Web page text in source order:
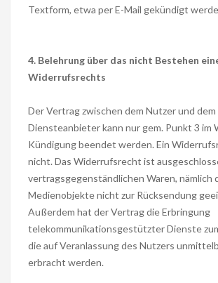
Textform, etwa per E-Mail gekündigt
4. Belehrung über das nicht Bestehen
Widerrufsrechts
Der Vertrag zwischen dem Nutzer und dem
Diensteanbieter kann nur gem. Punkt 3 im
Kündigung beendet werden. Ein
nicht. Das Widerrufsrecht ist
vertragsgegenständlichen Waren, nämlich
Medienobjekte nicht zur Rücksendung
Außerdem hat der Vertrag die Erbringung
telekommunikationsgestützter Dienste
die auf Veranlassung des Nutzers
erbracht werden.